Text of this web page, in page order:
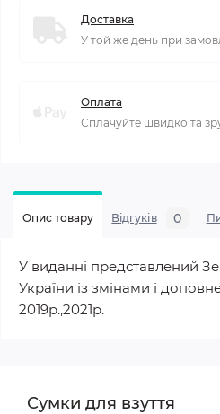
Доставка
У той же день при
Оплата
Сплачуйте швидко та
Опис товару Відгуків 0
У виданні представлений
України із змінами і
2019р.,2021р.
Сумки для взуття